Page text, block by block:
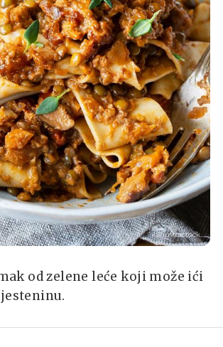
Shutterstock
od zelene leće koji može ići